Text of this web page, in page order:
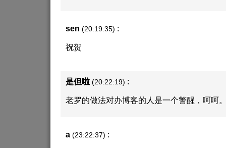
sen (20:19:35) :
祝贺
是但啦 (20:22:19) :
老罗的做法对办博客的人是一个警醒，呵呵
a (23:22:37) :